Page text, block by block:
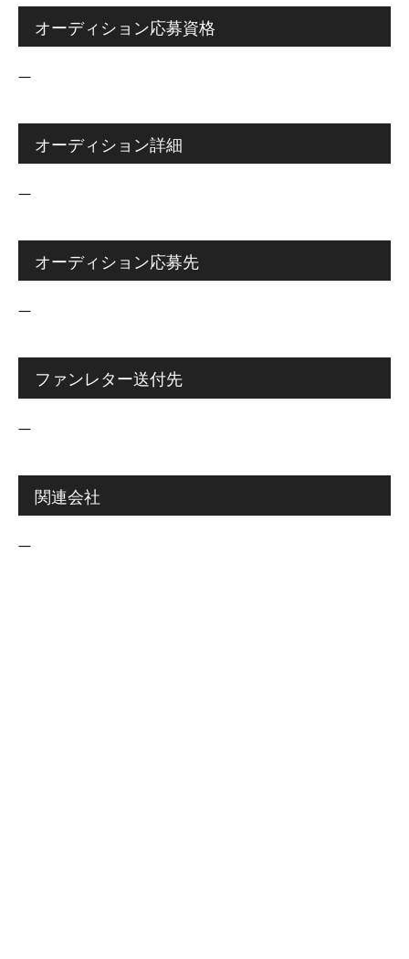
オーディション応募資格
―
オーディション詳細
―
オーディション応募先
―
ファンレター送付先
―
関連会社
―